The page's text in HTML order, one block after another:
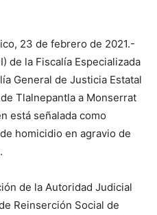
23 de febrero de 2021.-
de la Fiscalía Especializada
General de Justicia Estatal
Tlalnepantla a Monserrat
está señalada como
homicidio en agravio de
de la Autoridad Judicial
Reinserción Social de